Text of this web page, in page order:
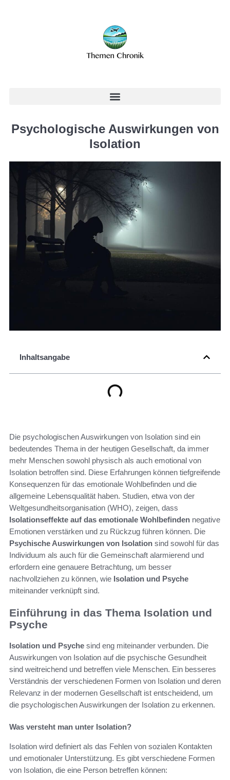
Psychologische Auswirkungen von
Isolation
Inhaltsangabe
Die psychologischen Auswirkungen von Isolation sind ein
bedeutendes Thema in der heutigen Gesellschaft, da immer
mehr Menschen sowohl physisch als auch emotional von
Isolation betroffen sind. Diese Erfahrungen können tiefgreifende
Konsequenzen für das emotionale Wohlbefinden und die
allgemeine Lebensqualität haben. Studien, etwa von der
Weltgesundheitsorganisation (WHO), zeigen, dass
Isolationseffekte auf das emotionale Wohlbefinden negative
Emotionen verstärken und zu Rückzug führen können. Die
Psychische Auswirkungen von Isolation sind sowohl für das
Individuum als auch für die Gemeinschaft alarmierend und
erfordern eine genauere Betrachtung, um besser
nachvollziehen zu können, wie Isolation und Psyche
miteinander verknüpft sind.
Einführung in das Thema Isolation und
Psyche
Isolation und Psyche sind eng miteinander verbunden. Die
Auswirkungen von Isolation auf die psychische Gesundheit
sind weitreichend und betreffen viele Menschen. Ein besseres
Verständnis der verschiedenen Formen von Isolation und deren
Relevanz in der modernen Gesellschaft ist entscheidend, um
die psychologischen Auswirkungen der Isolation zu erkennen.
Was versteht man unter Isolation?
Isolation wird definiert als das Fehlen von sozialen Kontakten
und emotionaler Unterstützung. Es gibt verschiedene Formen
von Isolation, die eine Person betreffen können: